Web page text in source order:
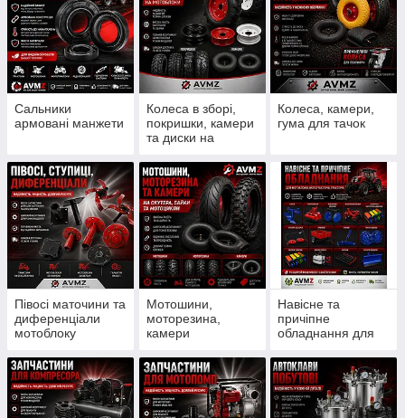
Сальники
армовані манжети
Колеса в зборі,
покришки, камери
та диски на
Колеса, камери,
гума для тачок
Півосі маточини та
диференціали
мотоблоку
Мотошини,
моторезина,
камери
Навісне та
причіпне
обладнання для